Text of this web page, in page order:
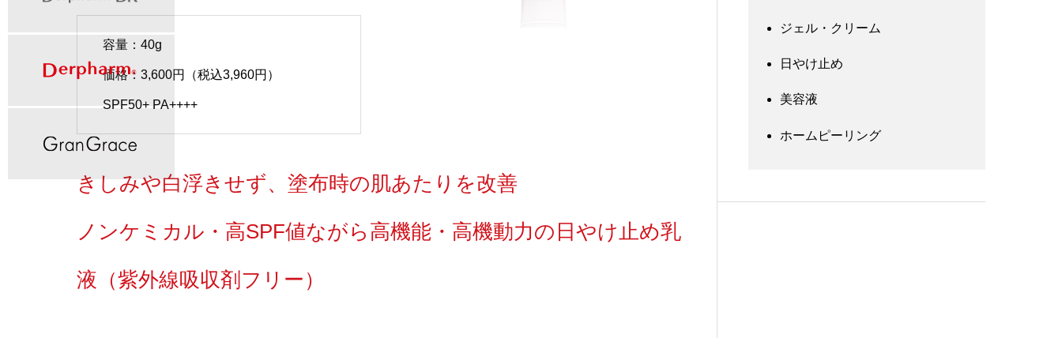
容量：40g
価格：3,600円（税込3,960円）
SPF50+ PA++++
きしみや白浮きせず、塗布時の肌あたりを改善
ノンケミカル・高SPF値ながら高機能・高機動力の日やけ止め乳
液（紫外線吸収剤フリー）
ジェル・クリーム
日やけ止め
美容液
ホームピーリング